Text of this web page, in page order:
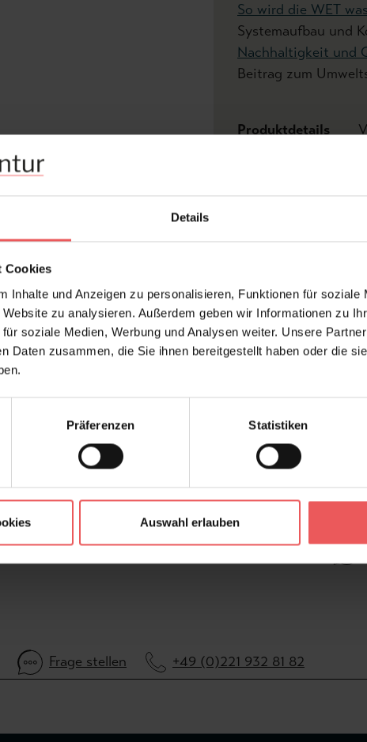
Details
Cookies
Inhalte und Anzeigen zu personalisieren, Funktionen für soziale
zu analysieren. Außerdem geben wir Informationen zu
soziale Medien, Werbung und Analysen weiter. Unsere
Daten zusammen, die Sie ihnen bereitgestellt haben oder die
Präferenzen Statistiken
Auswahl erlauben
So wird die WET
Systemaufbau und
Nachhaltigkeit und
Beitrag zum
Produktdetails
Design:
Farbton:
Kollektion:
Konfektionierung:
Frage stellen +49 (0)221 932 81 82